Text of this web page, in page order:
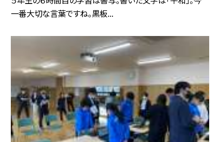
一番大切な言葉ですね。黒板...